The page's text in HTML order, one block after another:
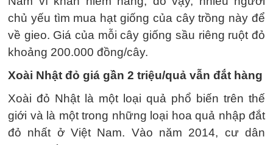
chủ yếu tìm mua hạt giống của cây trồng này để
về gieo. Giá của mỗi cây giống sầu riêng ruột đỏ
khoảng 200.000 đồng/cây.
Xoài Nhật đỏ giá gần 2 triệu/quả vẫn đắt hàng
Xoài đỏ Nhật là một loại quả phổ biến trên thế
giới và là một trong những loại hoa quả nhập đắt
đỏ nhất ở Việt Nam. Vào năm 2014, cư dân